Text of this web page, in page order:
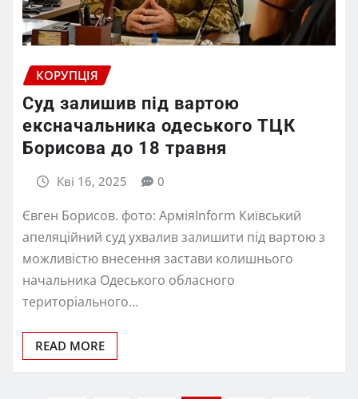
КОРУПЦІЯ
Суд залишив під вартою
ексначальника одеського ТЦК
Борисова до 18 травня
Кві 16, 2025 0
Євген Борисов. фото: АрміяInform Київський
апеляційний суд ухвалив залишити під вартою з
можливістю внесення застави колишнього
начальника Одеського обласного
територіального…
READ MORE